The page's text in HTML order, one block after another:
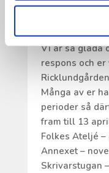
RESIDENS
Tack för alla
Vi är så glada
respons och
Många av er
perioder så
fram till 13
Folkes Ateljé –
Annexet –
Skrivarstugan